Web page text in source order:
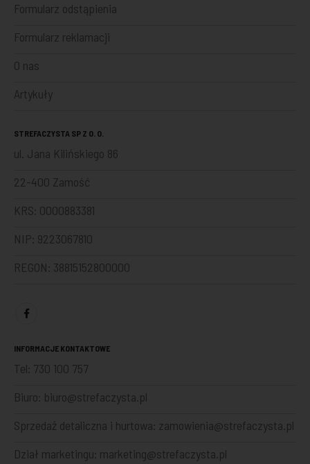
Formularz odstąpienia
Formularz reklamacji
O nas
Artykuły
STREFACZYSTA SP Z O. O.
ul. Jana Kilińskiego 86
22-400 Zamość
KRS: 0000883381
NIP: 9223067810
REGON: 38815152800000
INFORMACJE KONTAKTOWE
Tel: 730 100 757
Biuro: biuro@strefaczysta.pl
Sprzedaż detaliczna i hurtowa: zamowienia@strefaczysta.pl
Dział marketingu: marketing@strefaczysta.pl